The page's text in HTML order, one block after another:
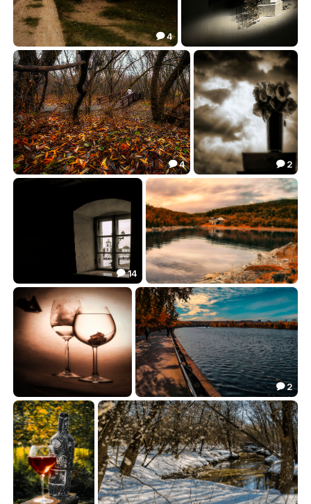
Промтовары.
89.81
 4
В винтажном стиле.
56.70
Лестница в ноябрь.
 4
Старый букет.
 62.91
 2
Коломенское из окна.
63.07
 14
Кольский залив.
 67.26
Маленький кленовый лист.
60.62
По набережной.
36.84
 2